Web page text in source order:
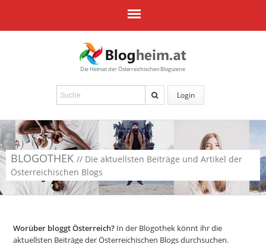
Die Heimat der Österreichischen Blogszene
Login
BLOGOTHEK // Die aktuellsten Beiträge und Artikel der
Österreichischen Blogs
Worüber bloggt Österreich? In der Blogothek könnt ihr die
aktuellsten Beiträge der Österreichischen Blogs durchsuchen.